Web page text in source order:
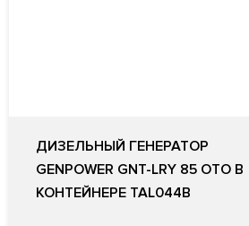
ДИЗЕЛЬНЫЙ ГЕНЕРАТОР
GENPOWER GNT-LRY 85 OTO В
КОНТЕЙНЕРЕ TAL044B